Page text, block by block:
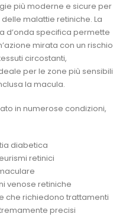
più moderne e sicure per
malattie retiniche. La
d’onda specifica permette
mirata con un rischio
circostanti,
per le zone più sensibili
la macula.
in numerose condizioni,
diabetica
retinici
venose retiniche
che richiedono trattamenti
precisi